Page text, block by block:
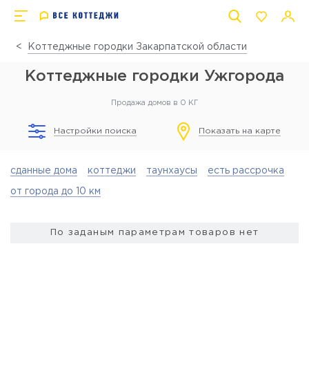
Коттеджные городки Закарпатской области
Коттеджные городки Ужгорода
Продажа домов в 0 КГ
Настройки поиска Показать на карте
сданные дома коттеджи таунхаусы есть рассрочка
от города до 10 км
По заданым параметрам товаров нет